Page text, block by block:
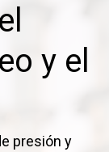
y el
presión y